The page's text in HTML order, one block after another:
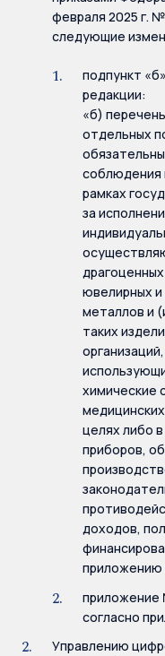
февраля 2025 г.
следующие
подпункт
редакции:
«б)
отдельных
соблюдения
рамках
за
ювелирных и
металлов и
таких
химические
целях либо
приборов,
доходов,
приложению
приложение
согласно
Управлению